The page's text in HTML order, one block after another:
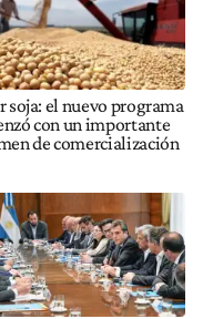
soja: el nuevo programa
con un importante
de comercialización